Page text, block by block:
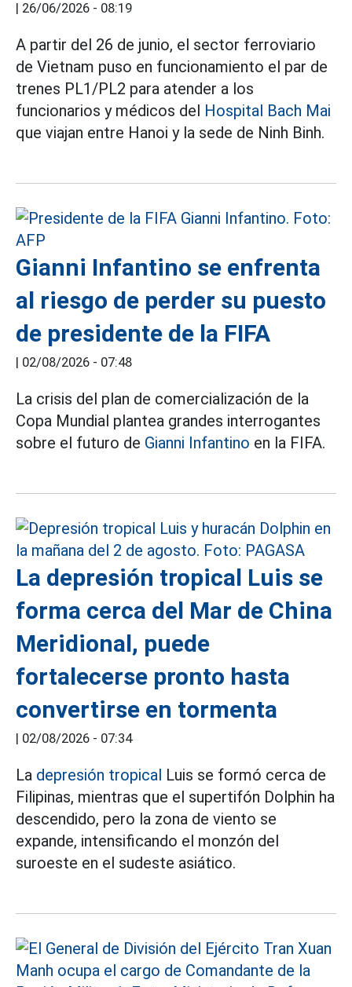
| 26/06/2026 - 08:19
A partir del 26 de junio, el sector ferroviario
de Vietnam puso en funcionamiento el par de
trenes PL1/PL2 para atender a los
funcionarios y médicos del Hospital Bach Mai
que viajan entre Hanoi y la sede de Ninh Binh.
Gianni Infantino se enfrenta
al riesgo de perder su puesto
de presidente de la FIFA
| 02/08/2026 - 07:48
La crisis del plan de comercialización de la
Copa Mundial plantea grandes interrogantes
sobre el futuro de Gianni Infantino en la FIFA.
La depresión tropical Luis se
forma cerca del Mar de China
Meridional, puede
fortalecerse pronto hasta
convertirse en tormenta
| 02/08/2026 - 07:34
La depresión tropical Luis se formó cerca de
Filipinas, mientras que el supertifón Dolphin ha
descendido, pero la zona de viento se
expande, intensificando el monzón del
suroeste en el sudeste asiático.